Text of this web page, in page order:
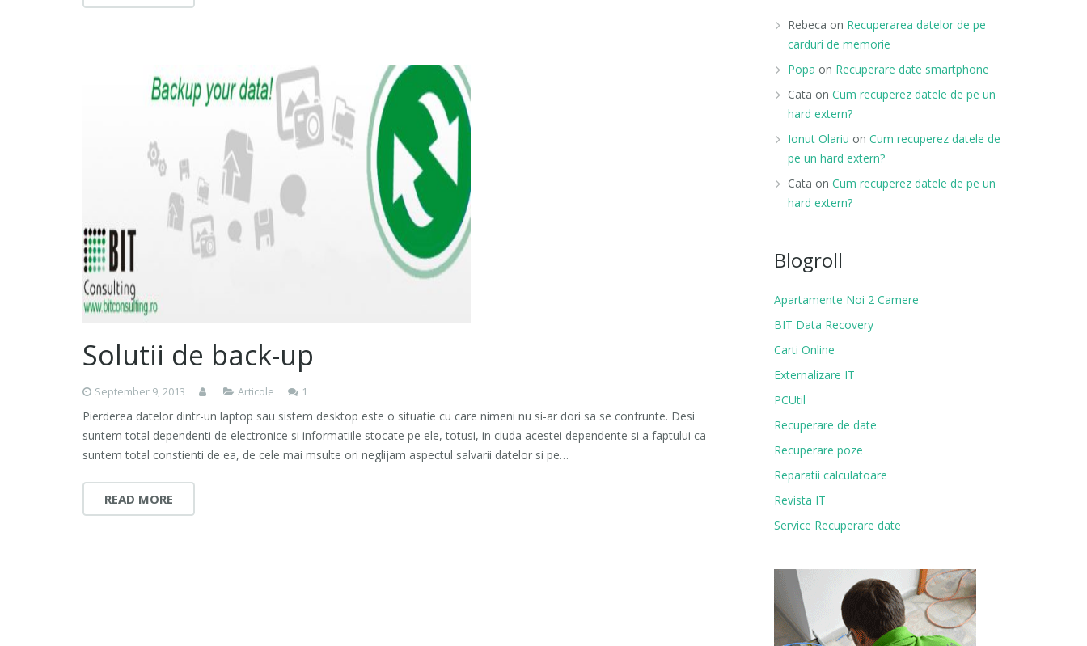
Solutii de back-up
September 9, 2013 Articole 1
Pierderea datelor dintr-un laptop sau sistem desktop este o situatie cu care nimeni nu si-ar dori sa se confrunte. Desi
suntem total dependenti de electronice si informatiile stocate pe ele, totusi, in ciuda acestei dependente si a faptului ca
suntem total constienti de ea, de cele mai msulte ori neglijam aspectul salvarii datelor si pe…
READ MORE
Rebeca on Recuperarea datelor de pe
carduri de memorie
Popa on Recuperare date smartphone
Cata on Cum recuperez datele de pe un
hard extern?
Ionut Olariu on Cum recuperez datele de
pe un hard extern?
Cata on Cum recuperez datele de pe un
hard extern?
Blogroll
Apartamente Noi 2 Camere
BIT Data Recovery
Carti Online
Externalizare IT
PCUtil
Recuperare de date
Recuperare poze
Reparatii calculatoare
Revista IT
Service Recuperare date